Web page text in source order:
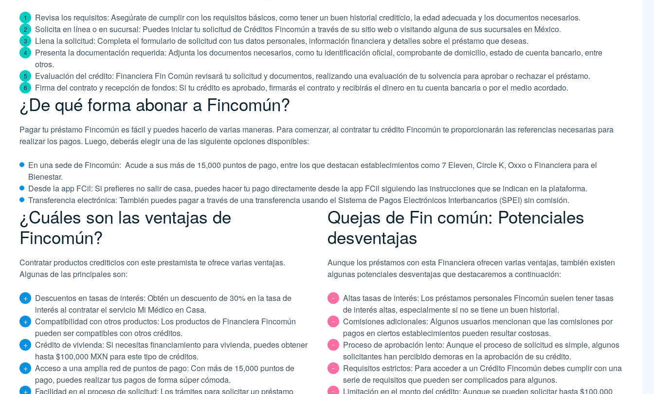
Revisa los requisitos: Asegúrate de cumplir con los requisitos básicos, como tener un buen historial crediticio, la edad adecuada y los documentos necesarios.
Solicita en línea o en sucursal: Puedes iniciar tu solicitud de Créditos Fincomún a través de su sitio web o visitando alguna de sus sucursales en México.
Llena la solicitud: Completa el formulario de solicitud con tus datos personales, información financiera y detalles sobre el préstamo que deseas.
Presenta la documentación requerida: Adjunta los documentos necesarios, como tu identificación oficial, comprobante de domicilio, estado de cuenta bancario, entre
otros.
Evaluación del crédito: Financiera Fin Común revisará tu solicitud y documentos, realizando una evaluación de tu solvencia para aprobar o rechazar el préstamo.
Firma del contrato y recepción de fondos: Si tu crédito es aprobado, firmarás el contrato y recibirás el dinero en tu cuenta bancaria o por el medio acordado.
¿De qué forma abonar a Fincomún?
Pagar tu préstamo Fincomún es fácil y puedes hacerlo de varias maneras. Para comenzar, al contratar tu crédito Fincomún te proporcionarán las referencias necesarias para
realizar los pagos. Luego, deberás elegir una de las siguiente opciones disponibles:
En una sede de Fincomún: Acude a sus más de 15,000 puntos de pago, entre los que destacan establecimientos como 7 Eleven, Circle K, Oxxo o Financiera para el
Bienestar.
Desde la app FCil: Si prefieres no salir de casa, puedes hacer tu pago directamente desde la app FCil siguiendo las instrucciones que se indican en la plataforma.
Transferencia electrónica: También puedes pagar a través de una transferencia usando el Sistema de Pagos Electrónicos Interbancarios (SPEI) sin comisión.
¿Cuáles son las ventajas de
Fincomún?
Contratar productos crediticios con este prestamista te ofrece varias ventajas.
Algunas de las principales son:
Descuentos en tasas de interés: Obtén un descuento de 30% en la tasa de
interés al contratar el servicio Mi Médico en Casa.
Compatibilidad con otros productos: Los productos de Financiera Fincomún
pueden ser compatibles con otros créditos.
Crédito de vivienda: Si necesitas financiamiento para vivienda, puedes obtener
hasta $100,000 MXN para este tipo de créditos.
Acceso a una amplia red de puntos de pago: Con más de 15,000 puntos de
pago, puedes realizar tus pagos de forma súper cómoda.
Facilidad en el proceso de solicitud: Los trámites para solicitar un préstamo
Quejas de Fin común: Potenciales
desventajas
Aunque los préstamos con esta Financiera ofrecen varias ventajas, también existen
algunas potenciales desventajas que destacaremos a continuación:
Altas tasas de interés: Los préstamos personales Fincomún suelen tener tasas
de interés altas, especialmente si no se tiene un buen historial.
Comisiones adicionales: Algunos usuarios mencionan que las comisiones por
pagos en ciertos establecimientos pueden resultar costosas.
Proceso de aprobación lento: Aunque el proceso de solicitud es simple, algunos
solicitantes han percibido demoras en la aprobación de su crédito.
Requisitos estrictos: Para acceder a un Crédito Fincomún debes cumplir con una
serie de requisitos que pueden ser complicados para algunos.
Limitación en el monto del crédito: Aunque se pueden solicitar hasta $100,000